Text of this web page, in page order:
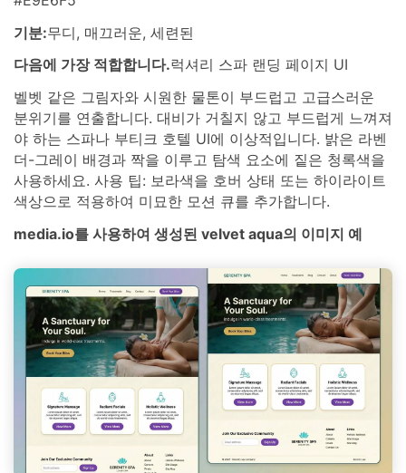
기분:무디, 매끄러운, 세련된
다음에 가장 적합합니다.럭셔리 스파 랜딩 페이지 UI
벨벳 같은 그림자와 시원한 물톤이 부드럽고 고급스러운
분위기를 연출합니다. 대비가 거칠지 않고 부드럽게 느껴져
야 하는 스파나 부티크 호텔 UI에 이상적입니다. 밝은 라벤
더-그레이 배경과 짝을 이루고 탐색 요소에 짙은 청록색을
사용하세요. 사용 팁: 보라색을 호버 상태 또는 하이라이트
색상으로 적용하여 미묘한 모션 큐를 추가합니다.
media.io를 사용하여 생성된 velvet aqua의 이미지 예